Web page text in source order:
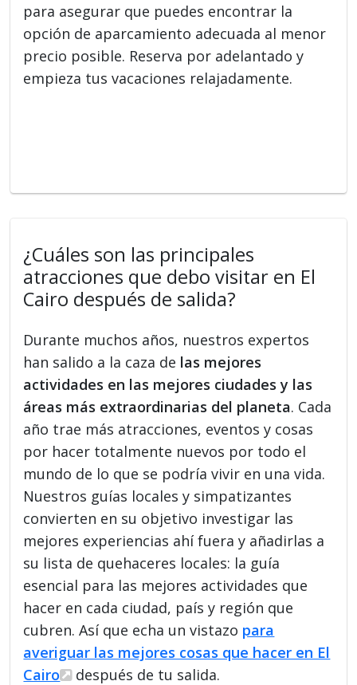
para asegurar que puedes encontrar la
opción de aparcamiento adecuada al menor
precio posible. Reserva por adelantado y
empieza tus vacaciones relajadamente.
¿Cuáles son las principales
atracciones que debo visitar en El
Cairo después de salida?
Durante muchos años, nuestros expertos
han salido a la caza de las mejores
actividades en las mejores ciudades y las
áreas más extraordinarias del planeta. Cada
año trae más atracciones, eventos y cosas
por hacer totalmente nuevos por todo el
mundo de lo que se podría vivir en una vida.
Nuestros guías locales y simpatizantes
convierten en su objetivo investigar las
mejores experiencias ahí fuera y añadirlas a
su lista de quehaceres locales: la guía
esencial para las mejores actividades que
hacer en cada ciudad, país y región que
cubren. Así que echa un vistazo para
averiguar las mejores cosas que hacer en El
Cairo
después de tu salida.